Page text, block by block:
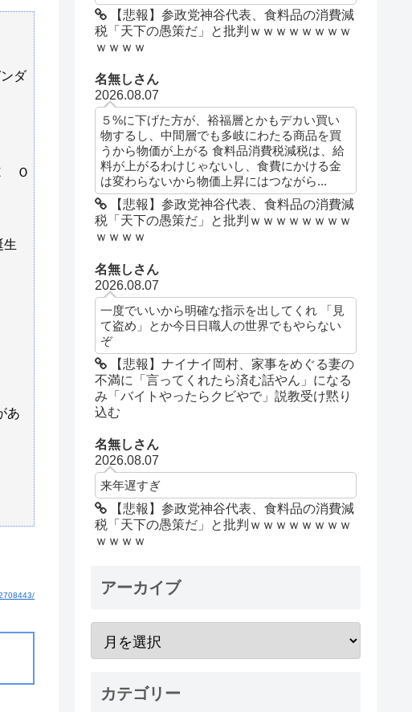
ダ
Ｏ
生
あ
【悲報】参政党神谷代表、食料品の消費減
税「天下の愚策だ」と批判ｗｗｗｗｗｗｗｗ
ｗｗｗｗ
名無しさん
2026.08.07
５%に下げた方が、裕福層とかもデカい買い
物するし、中間層でも多岐にわたる商品を買
うから物価が上がる 食料品消費税減税は、給
料が上がるわけじゃないし、食費にかける金
は変わらないから物価上昇にはつながら...
【悲報】参政党神谷代表、食料品の消費減
税「天下の愚策だ」と批判ｗｗｗｗｗｗｗｗ
ｗｗｗｗ
名無しさん
2026.08.07
一度でいいから明確な指示を出してくれ 「見
て盗め」とか今日日職人の世界でもやらない
ぞ
【悲報】ナイナイ岡村、家事をめぐる妻の
不満に「言ってくれたら済む話やん」になる
み「バイトやったらクビやで」説教受け黙り
込む
名無しさん
2026.08.07
来年遅すぎ
【悲報】参政党神谷代表、食料品の消費減
税「天下の愚策だ」と批判ｗｗｗｗｗｗｗｗ
ｗｗｗｗ
アーカイブ
カテゴリー